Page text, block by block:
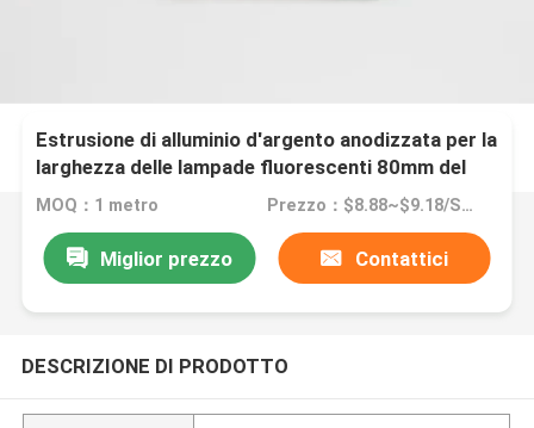
Estrusione di alluminio d'argento anodizzata per la
larghezza delle lampade fluorescenti 80mm del
LED
MOQ：1 metro Prezzo：$8.88~$9.18/SET
Miglior prezzo Contattici
DESCRIZIONE DI PRODOTTO